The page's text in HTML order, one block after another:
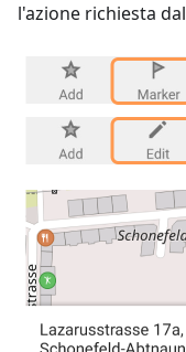
l'azione richiesta dal